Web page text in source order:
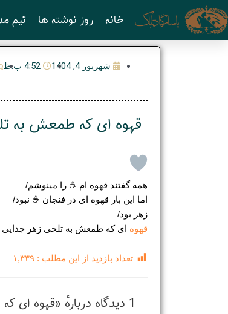
پرش
به
محتوا
خانه روز نوشته ها تیم
شهریور 4, 1404 4:52 ب.ظ
قهوه ای که طمعش به
همه گفتند قهوه ام ☕️ را مینوشم/
اما این بار قهوه ای در فنجان ☕️ نبود/
زهر بود/
قهوه ای که طمعش به تلخی زهر جدایی
تعداد بازدید از این مطلب : ۱,۳۳۹
1 دیدگاه دربارهٔ «قهوه ای که طمعش به تلخی زهر جدایی بود …»